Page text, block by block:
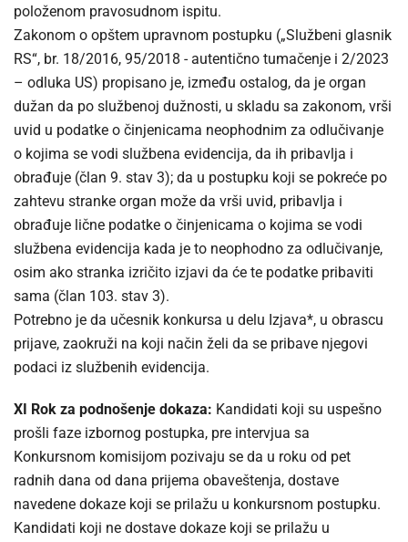
položenom pravosudnom ispitu.
Zakonom o opštem upravnom postupku („Službeni glasnik
RS“, br. 18/2016, 95/2018 - autentično tumačenje i 2/2023
– odluka US) propisano je, između ostalog, da je organ
dužan da po službenoj dužnosti, u skladu sa zakonom, vrši
uvid u podatke o činjenicama neophodnim za odlučivanje
o kojima se vodi službena evidencija, da ih pribavlja i
obrađuje (član 9. stav 3); da u postupku koji se pokreće po
zahtevu stranke organ može da vrši uvid, pribavlja i
obrađuje lične podatke o činjenicama o kojima se vodi
službena evidencija kada je to neophodno za odlučivanje,
osim ako stranka izričito izjavi da će te podatke pribaviti
sama (član 103. stav 3).
Potrebno je da učesnik konkursa u delu Izjava*, u obrascu
prijave, zaokruži na koji način želi da se pribave njegovi
podaci iz službenih evidencija.
XI Rok za podnošenje dokaza: Kandidati koji su uspešno
prošli faze izbornog postupka, pre intervjua sa
Konkursnom komisijom pozivaju se da u roku od pet
radnih dana od dana prijema obaveštenja, dostave
navedene dokaze koji se prilažu u konkursnom postupku.
Kandidati koji ne dostave dokaze koji se prilažu u